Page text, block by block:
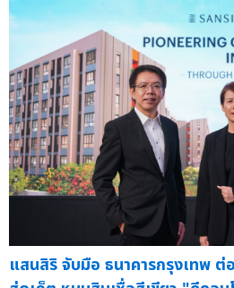
แสนสิริ จับมือ ธนาคารกรุงเทพ